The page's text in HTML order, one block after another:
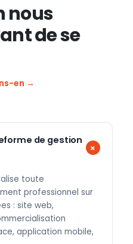
nous
de se
en →
de gestion
toute
professionnel sur
: site web,
application mobile,